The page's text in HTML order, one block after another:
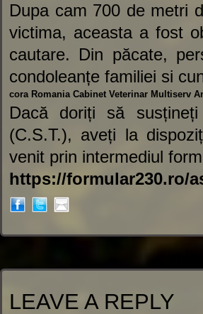
Dupa cam 700 de metri
victima, aceasta a fost
cautare. Din păcate,
condoleanțe familiei si
cora Romania Cabinet Veterinar Multiserv
Dacă doriți să
(C.S.T.), aveți la
venit prin intermediul
https://formular230.ro/
LEAVE A REPLY